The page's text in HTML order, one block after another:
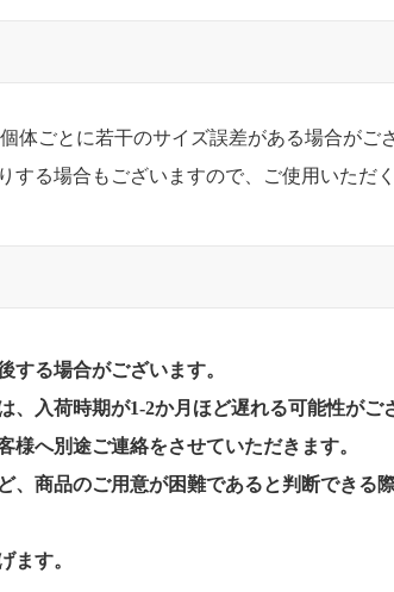
体ごとに若干のサイズ誤差がある場合がご
る場合もございますので、ご使用いただ
する場合がございます。
入荷時期が1-2か月ほど遅れる可能性がご
へ別途ご連絡をさせていただきます。
、商品のご用意が困難であると判断でき
ます。